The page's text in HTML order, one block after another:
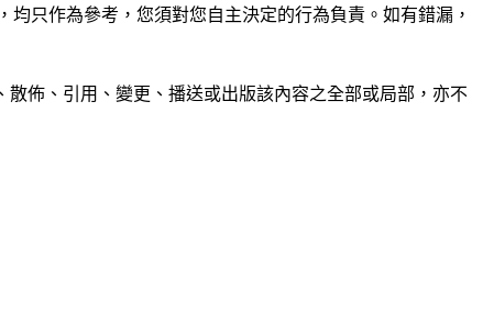
只作為參考，您須對您自主決定的行為負責。如有錯漏，
散佈、引用、變更、播送或出版該內容之全部或局部，亦不